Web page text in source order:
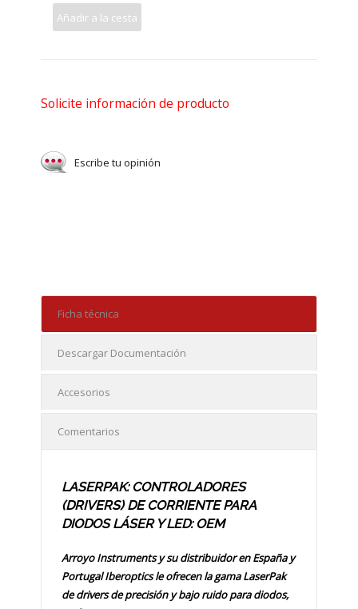
Añadir a la cesta
Solicite información de producto
Escribe tu opinión
Ficha técnica
Descargar Documentación
Accesorios
Comentarios
LASERPAK: CONTROLADORES
(DRIVERS) DE CORRIENTE PARA
DIODOS LÁSER Y LED: OEM
Arroyo Instruments y su distribuidor en España y
Portugal Iberoptics le ofrecen la gama LaserPak
de drivers de precisión y bajo ruido para diodos,